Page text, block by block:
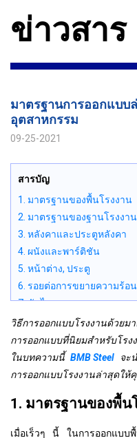
ข่าวสาร
มาตรฐานการออกแบบ
อุตสาหกรรม
09-25-2021
สารบัญ
1. มาตรฐานของพื้นโรงงาน
2. มาตรฐานของฐานโรงงาน
3. หลังคาและประตูหลังคา
4. ผนังและพาร์ติชัน
5. หน้าต่าง, ประตู
6. รอยต่อการขยายความร้อน
7. บันได
8. พื้น
9. งานเสริม
10. อุโมงค์ - คลอง
11. แพลตฟอร์มและสะพาน
13. Bunke
วิธีการออกแบบโรงงานด้วย
การออกแบบที่นิยมสำหรับโรง
ในบทความนี้ BMB Steel จะ
การออกแบบโรงงานล่าสุดให้
1. มาตรฐานของพื้น
เมื่อเร็วๆ นี้ ในการออกแบบ